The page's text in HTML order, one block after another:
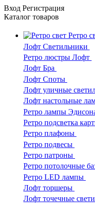
Вход Регистрация
Каталог товаров
Ретро
Лофт Светильники
Ретро люстры Лофт
Лофт Бра
Лофт Споты
Лофт уличные
Лофт настольные
Ретро лампы
Ретро подсветка
Ретро плафоны
Ретро подвесы
Ретро патроны
Ретро потолочные
Ретро LED лампы
Лофт торшеры
Лофт точечные